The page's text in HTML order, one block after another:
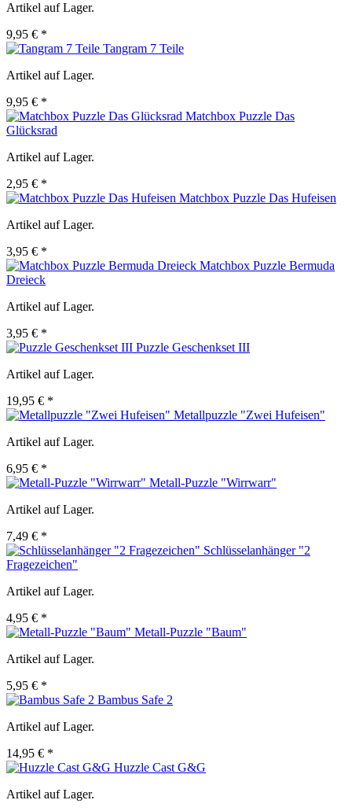
Artikel auf Lager.
9,95 € *
Tangram 7 Teile
Artikel auf Lager.
9,95 € *
Matchbox Puzzle Das
Glücksrad
Artikel auf Lager.
2,95 € *
Matchbox Puzzle Das Hufeisen
Artikel auf Lager.
3,95 € *
Matchbox Puzzle Bermuda
Dreieck
Artikel auf Lager.
3,95 € *
Puzzle Geschenkset III
Artikel auf Lager.
19,95 € *
Metallpuzzle "Zwei Hufeisen"
Artikel auf Lager.
6,95 € *
Metall-Puzzle "Wirrwarr"
Artikel auf Lager.
7,49 € *
Schlüsselanhänger "2
Fragezeichen"
Artikel auf Lager.
4,95 € *
Metall-Puzzle "Baum"
Artikel auf Lager.
5,95 € *
Bambus Safe 2
Artikel auf Lager.
14,95 € *
Huzzle Cast G&G
Artikel auf Lager.